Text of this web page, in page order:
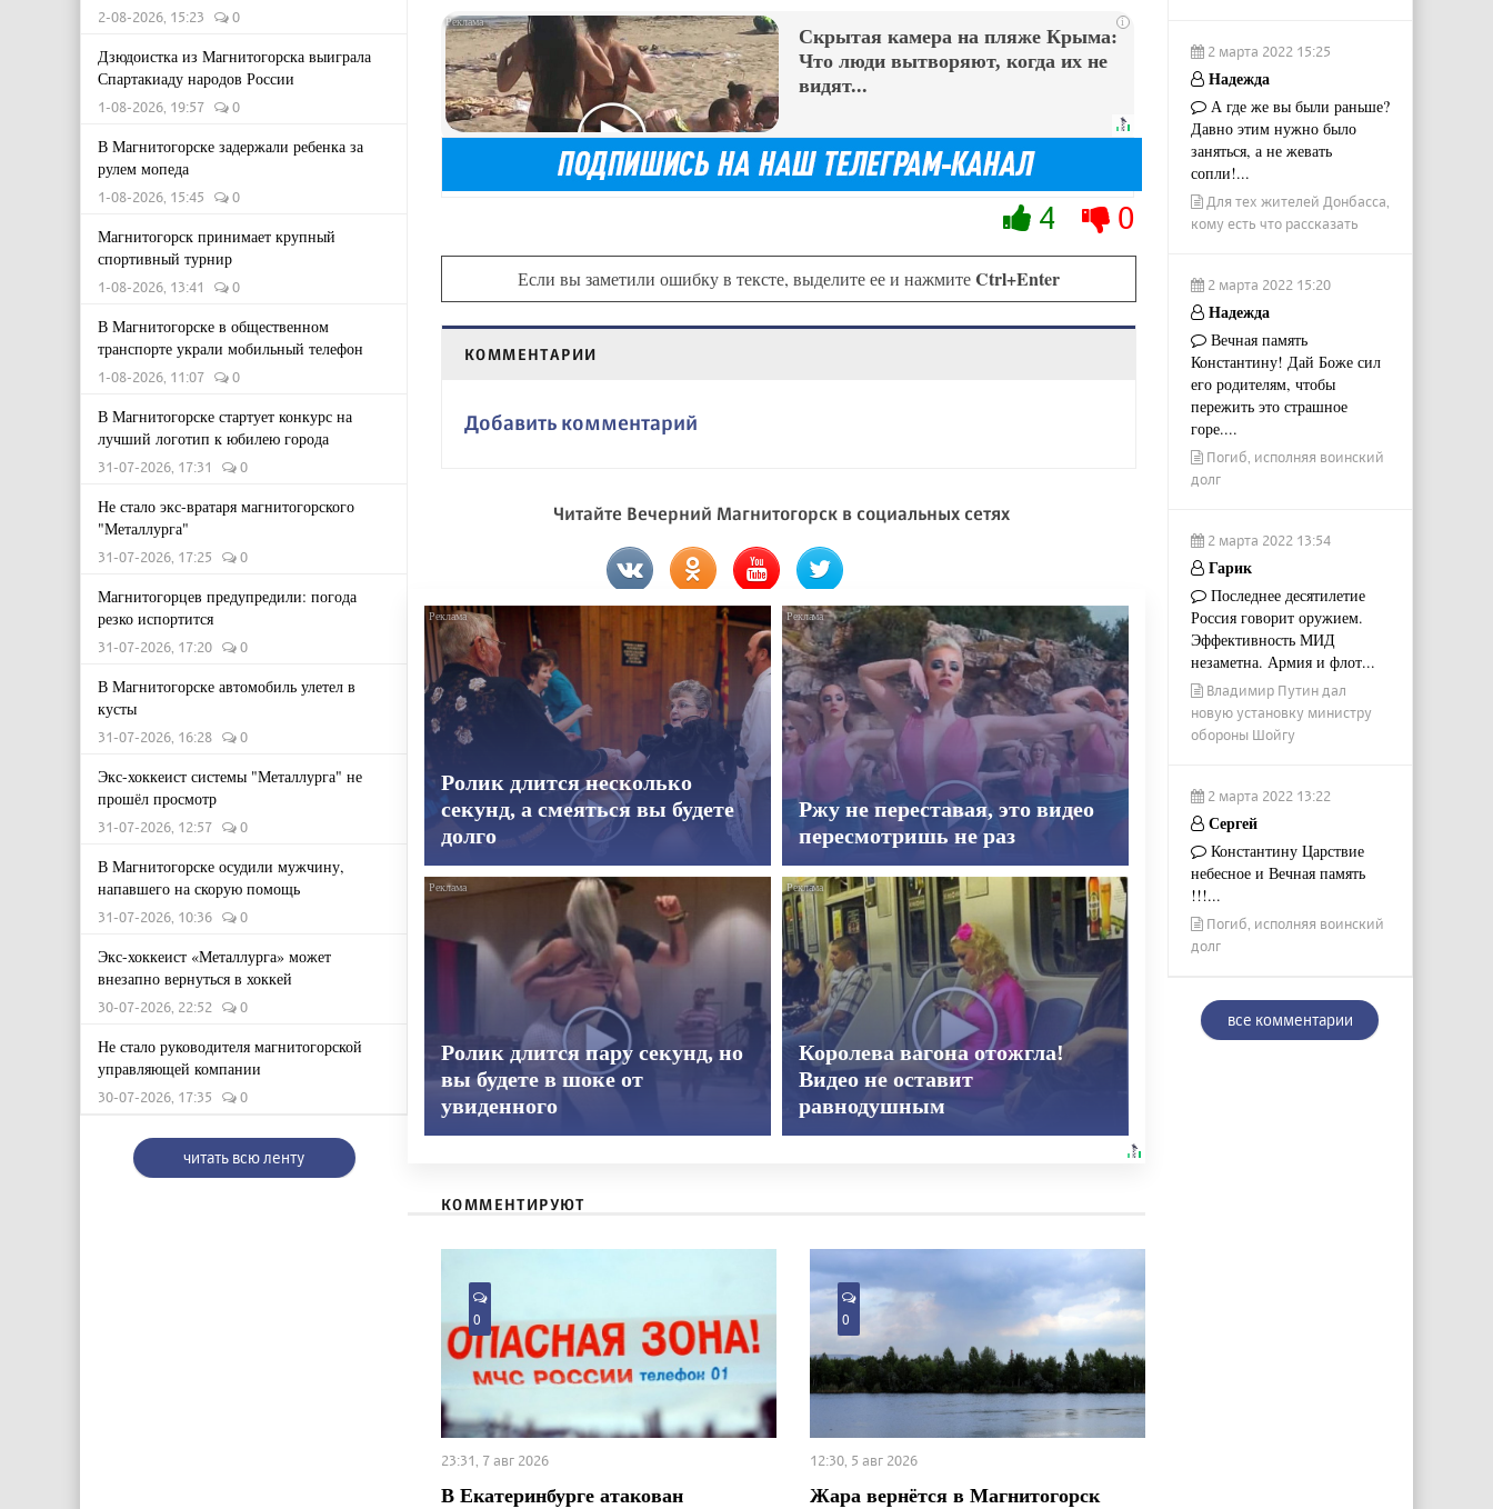
2-08-2026, 15:23 0
Дзюдоистка из Магнитогорска выиграла
Спартакиаду народов России
1-08-2026, 19:57 0
В Магнитогорске задержали ребенка за
рулем мопеда
1-08-2026, 15:45 0
Магнитогорск принимает крупный
спортивный турнир
1-08-2026, 13:41 0
В Магнитогорске в общественном
транспорте украли мобильный телефон
1-08-2026, 11:07 0
В Магнитогорске стартует конкурс на
лучший логотип к юбилею города
31-07-2026, 17:31 0
Не стало экс-вратаря магнитогорского
"Металлурга"
31-07-2026, 17:25 0
Магнитогорцев предупредили: погода
резко испортится
31-07-2026, 17:20 0
В Магнитогорске автомобиль улетел в
кусты
31-07-2026, 16:28 0
Экс-хоккеист системы "Металлурга" не
прошёл просмотр
31-07-2026, 12:57 0
В Магнитогорске осудили мужчину,
напавшего на скорую помощь
31-07-2026, 10:36 0
Экс-хоккеист «Металлурга» может
внезапно вернуться в хоккей
30-07-2026, 22:52 0
Не стало руководителя магнитогорской
управляющей компании
30-07-2026, 17:35 0
читать всю ленту
i
Скрытая камера на пляже Крыма:
Что люди вытворяют, когда их не
видят...
4 0
Если вы заметили ошибку в тексте, выделите ее и нажмитеCtrl+Enter
КОММЕНТАРИИ
Добавить комментарий
Читайте Вечерний Магнитогорск в социальных сетях
Ролик длится несколько
секунд, а смеяться вы будете
долго
Ржу не переставая, это видео
пересмотришь не раз
Ролик длится пару секунд, но
вы будете в шоке от
увиденного
Королева вагона отожгла!
Видео не оставит
равнодушным
КОММЕНТИРУЮТ
0
23:31, 7 авг 2026
В Екатеринбурге атакован
0
12:30, 5 авг 2026
Жара вернётся в Магнитогорск
2 марта 2022 15:25
Надежда
А где же вы были раньше?
Давно этим нужно было
заняться, а не жевать
сопли!...
Для тех жителей Донбасса,
кому есть что рассказать
2 марта 2022 15:20
Надежда
Вечная память
Константину! Дай Боже сил
его родителям, чтобы
пережить это страшное
горе....
Погиб, исполняя воинский
долг
2 марта 2022 13:54
Гарик
Последнее десятилетие
Россия говорит оружием.
Эффективность МИД
незаметна. Армия и флот...
Владимир Путин дал
новую установку министру
обороны Шойгу
2 марта 2022 13:22
Сергей
Константину Царствие
небесное и Вечная память
!!!...
Погиб, исполняя воинский
долг
все комментарии